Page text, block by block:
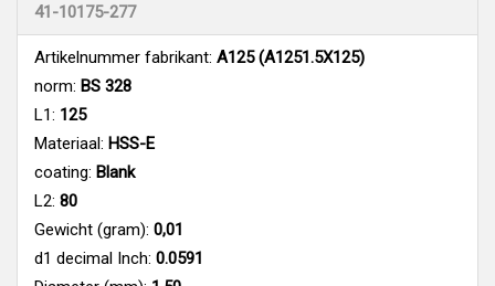
41-10175-277
Artikelnummer fabrikant: A125 (A1251.5X125)
norm: BS 328
L1: 125
Materiaal: HSS-E
coating: Blank
L2: 80
Gewicht (gram): 0,01
d1 decimal Inch: 0.0591